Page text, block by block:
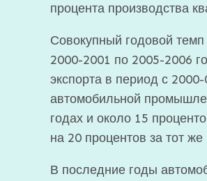
процента производства
Совокупный годовой
2000-2001 по 2005-2006
экспорта в период с
автомобильной
годах и около 15
на 20 процентов за тот
В последние годы